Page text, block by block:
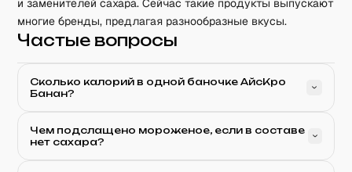
и заменителей сахара. Сейчас такие продукты выпускают
многие бренды, предлагая разнообразные вкусы.
Частые вопросы
Сколько калорий в одной баночке АйсКро
Банан?
Чем подслащено мороженое, если в составе
нет сахара?